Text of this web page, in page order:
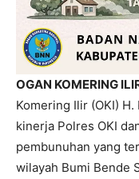
OGAN KOMERING
Komering Ilir (OKI)
kinerja Polres OKI
pembunuhan yang
wilayah Bumi Bende